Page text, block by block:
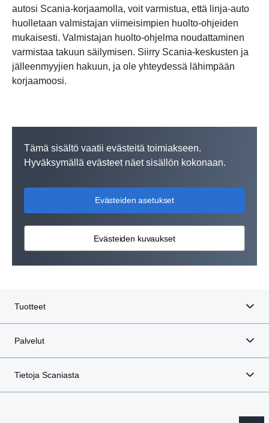
autosi Scania-korjaamolla, voit varmistua, että linja-auto
huolletaan valmistajan viimeisimpien huolto-ohjeiden
mukaisesti. Valmistajan huolto-ohjelma noudattaminen
varmistaa takuun säilymisen. Siirry Scania-keskusten ja
jälleenmyyjien hakuun, ja ole yhteydessä lähimpään
korjaamoosi.
Tämä sisältö vaatii evästeitä toimiakseen.
Hyväksymällä evästeet näet sisällön kokonaan.
Evästeiden asetukset
Evästeiden kuvaukset
Tuotteet
Palvelut
Tietoja Scaniasta